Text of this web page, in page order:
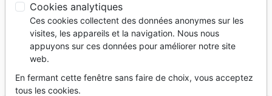
Marc
Se plonger dans la Parole
Auteur :Etienne Koning-Timothée Koning
Référence BLF7157
9782386571572
EditeurBLF Éditions
Cookies analytiques
Ces cookies collectent des données anonymes sur les
visites, les appareils et la navigation. Nous nous
appuyons sur ces données pour améliorer notre site
web.
En fermant cette fenêtre sans faire de choix, vous acceptez
tous les cookies.